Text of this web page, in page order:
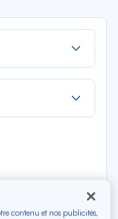
contenu et nos publicités,